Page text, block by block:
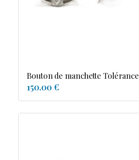
Bouton de manchette Tolérance
150.00 €